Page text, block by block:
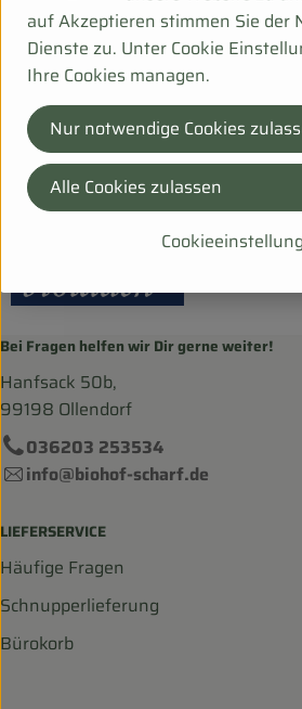
Herkunft
Hersteller: Weiling GmbH
Deutschland
bioladen
Bei Fragen helfen wir Dir gerne weiter!
Hanfsack 50b,
99198 Ollendorf
036203 253534
info@biohof-scharf.de
LIEFERSERVICE
Häufige Fragen
Schnupperlieferung
Bürokorb
auf Akzeptieren stimmen Sie der
Dienste zu. Unter Cookie
Ihre Cookies managen.
Nur notwendige Cookies
Alle Cookies zulassen